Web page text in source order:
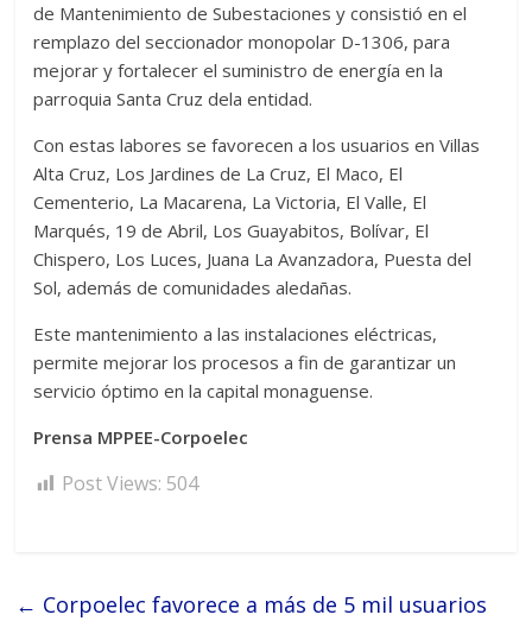
de Mantenimiento de Subestaciones y consistió en el
remplazo del seccionador monopolar D-1306, para
mejorar y fortalecer el suministro de energía en la
parroquia Santa Cruz dela entidad.
Con estas labores se favorecen a los usuarios en Villas
Alta Cruz, Los Jardines de La Cruz, El Maco, El
Cementerio, La Macarena, La Victoria, El Valle, El
Marqués, 19 de Abril, Los Guayabitos, Bolívar, El
Chispero, Los Luces, Juana La Avanzadora, Puesta del
Sol, además de comunidades aledañas.
Este mantenimiento a las instalaciones eléctricas,
permite mejorar los procesos a fin de garantizar un
servicio óptimo en la capital monaguense.
Prensa MPPEE-Corpoelec
Post Views: 504
← Corpoelec favorece a más de 5 mil usuarios